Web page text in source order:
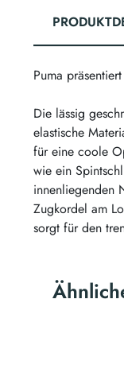
Puma
Die lässig
elastische
für eine coole
wie ein
innenliegenden
Zugkordel am
sorgt für den